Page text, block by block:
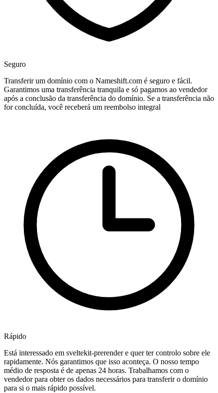
Seguro
Transferir um domínio com o Nameshift.com é seguro e fácil.
Garantimos uma transferência tranquila e só pagamos ao vendedor
após a conclusão da transferência do domínio. Se a transferência não
for concluída, você receberá um reembolso integral
Rápido
Está interessado em sveltekit-prerender e quer ter controlo sobre ele
rapidamente. Nós garantimos que isso aconteça. O nosso tempo
médio de resposta é de apenas 24 horas. Trabalhamos com o
vendedor para obter os dados necessários para transferir o domínio
para si o mais rápido possível.